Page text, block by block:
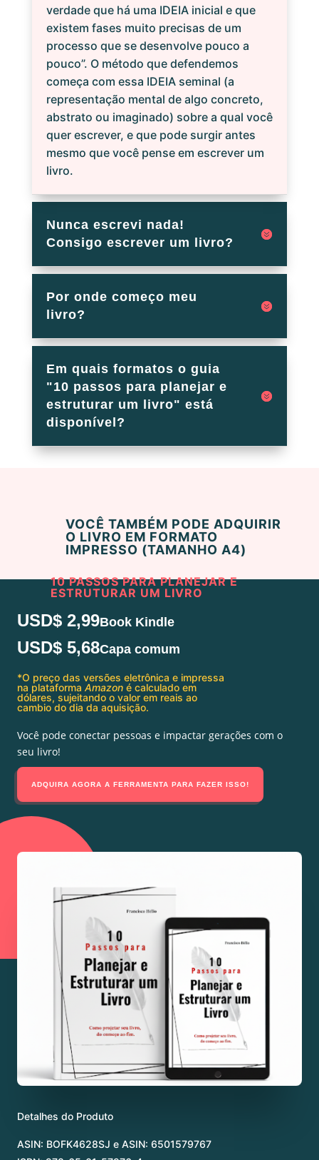
verdade que há uma IDEIA inicial e que
existem fases muito precisas de um
processo que se desenvolve pouco a
pouco”. O método que defendemos
começa com essa IDEIA seminal (a
representação mental de algo concreto,
abstrato ou imaginado) sobre a qual você
quer escrever, e que pode surgir antes
mesmo que você pense em escrever um
livro.
Nunca escrevi nada!
Consigo escrever um livro?
Por onde começo meu
livro?
Em quais formatos o guia
"10 passos para planejar e
estruturar um livro" está
disponível?
VOCÊ TAMBÉM PODE ADQUIRIR
O LIVRO EM FORMATO
IMPRESSO (TAMANHO A4)
10 PASSOS PARA PLANEJAR E
ESTRUTURAR UM LIVRO
USD$ 2,99Book Kindle
USD$ 5,68Capa comum
*O preço das versões eletrônica e impressa
na plataforma Amazoné calculado em
dólares, sujeitando o valor em reais ao
cambio do dia da aquisição.
Você pode conectar pessoas e impactar gerações com o
seu livro!
ADQUIRA AGORA A FERRAMENTA PARA FAZER ISSO!
Detalhes do Produto
ASIN: BOFK4628SJ e ASIN: 6501579767